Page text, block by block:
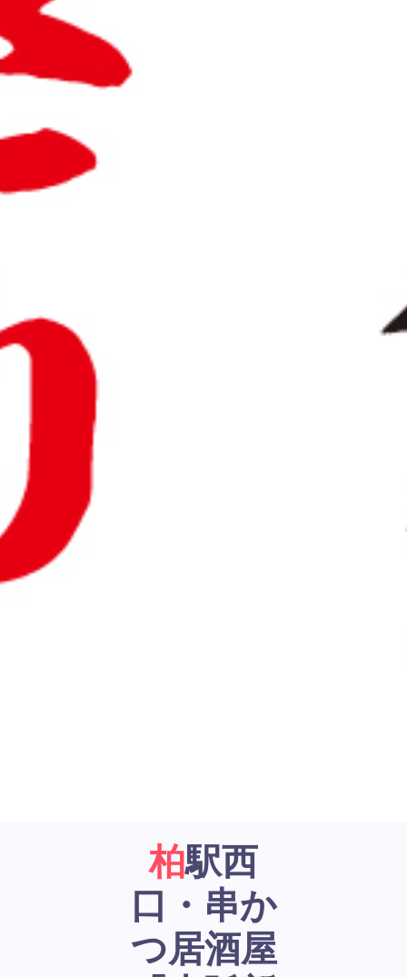
柏駅西
口・串か
つ居酒屋